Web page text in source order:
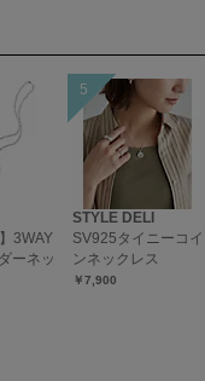
3WAY
ーネッ
STYLE DELI
SV925タイニーコイ
ンネックレス
￥7,900